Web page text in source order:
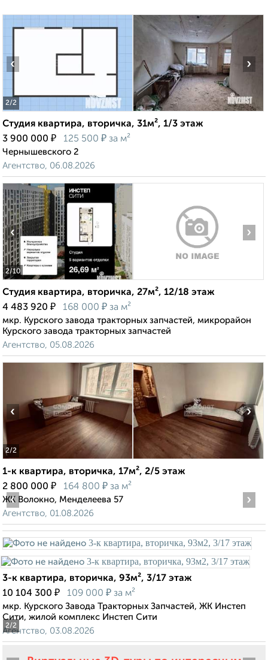
2/2
‹ ›
Студия квартира, вторичка, 31м², 1/3 этаж
3 900 000 ₽ 125 500 ₽ за м²
Чернышевского 2
Агентство, 06.08.2026
2/10
‹ ›
Студия квартира, вторичка, 27м², 12/18 этаж
4 483 920 ₽ 168 000 ₽ за м²
мкр. Курского завода тракторных запчастей, микрорайон
Курского завода тракторных запчастей
Агентство, 05.08.2026
2/2
‹ ›
1-к квартира, вторичка, 17м², 2/5 этаж
2 800 000 ₽ 164 800 ₽ за м²
ЖК Волокно, Менделеева 57
Агентство, 01.08.2026
2/2
‹ ›
3-к квартира, вторичка, 93м², 3/17 этаж
10 104 300 ₽ 109 000 ₽ за м²
мкр. Курского Завода Тракторных Запчастей, ЖК Инстеп
Сити, жилой комплекс Инстеп Сити
Агентство, 03.08.2026